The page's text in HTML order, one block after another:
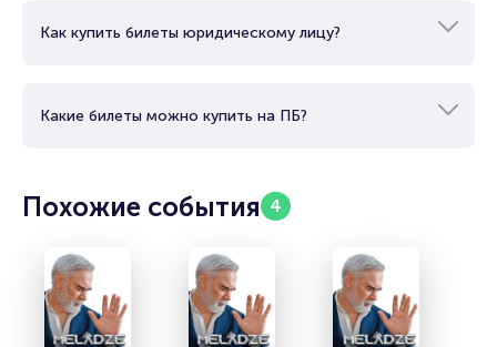
Как купить билеты юридическому лицу?
Какие билеты можно купить на ПБ?
Похожие события 4